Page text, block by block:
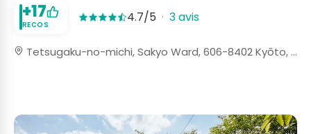
+17
RECOS 4.7/5 · 3 avis
Tetsugaku-no-michi, Sakyo Ward, 606-8402 Kyōto, Japon